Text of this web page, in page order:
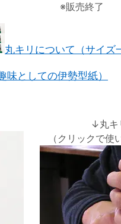
※販売終了
丸キリについて（サイズ
味としての伊勢型紙）
↓丸キ
（クリックで使